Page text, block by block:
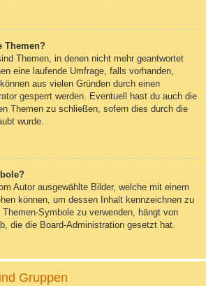
Themen?
Themen, in denen nicht mehr geantwortet
eine laufende Umfrage, falls vorhanden,
aus vielen Gründen durch einen
gesperrt werden. Eventuell hast du auch die
Themen zu schließen, sofern dies durch die
wurde.
Autor ausgewählte Bilder, welche mit einem
können, um dessen Inhalt kennzeichnen zu
Symbole zu verwenden, hängt von
die die Board-Administration gesetzt hat.
Gruppen